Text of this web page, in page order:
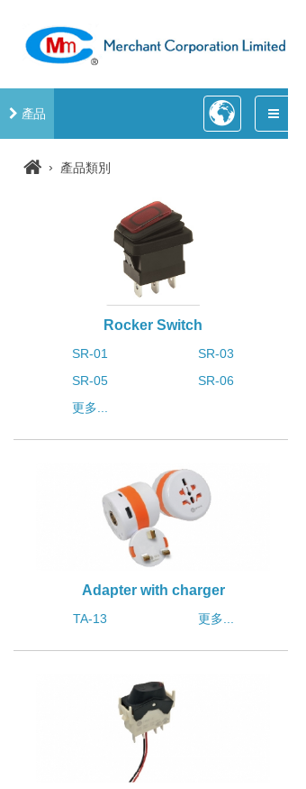
產品
› 產品類別
Rocker Switch
SR-01
SR-03
SR-05
SR-06
更多...
Adapter with charger
TA-13 更多...